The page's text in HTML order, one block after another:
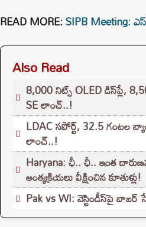
READ MORE:SIPB Meeting:
Also Read
8,000 నిట్స్ OLED డిస్‌ప్లే,
SE లాంచ్..!
LDAC సపోర్ట్, 32.5 గంటల
లాంచ్..!
Haryana: ఛీ.. ఛీ.. ఇంత
అంత్యక్రియలు వీక్షించిన కూతుళ్లు!
Pak vs WI: వెస్టిండీస్‌పై